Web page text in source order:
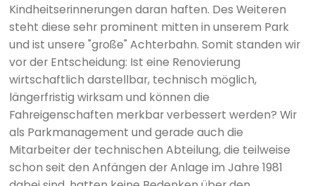
Kindheitserinnerungen daran haften. Des Weiteren
steht diese sehr prominent mitten in unserem Park
und ist unsere "große" Achterbahn. Somit standen wir
vor der Entscheidung: Ist eine Renovierung
wirtschaftlich darstellbar, technisch möglich,
längerfristig wirksam und können die
Fahreigenschaften merkbar verbessert werden? Wir
als Parkmanagement und gerade auch die
Mitarbeiter der technischen Abteilung, die teilweise
schon seit den Anfängen der Anlage im Jahre 1981